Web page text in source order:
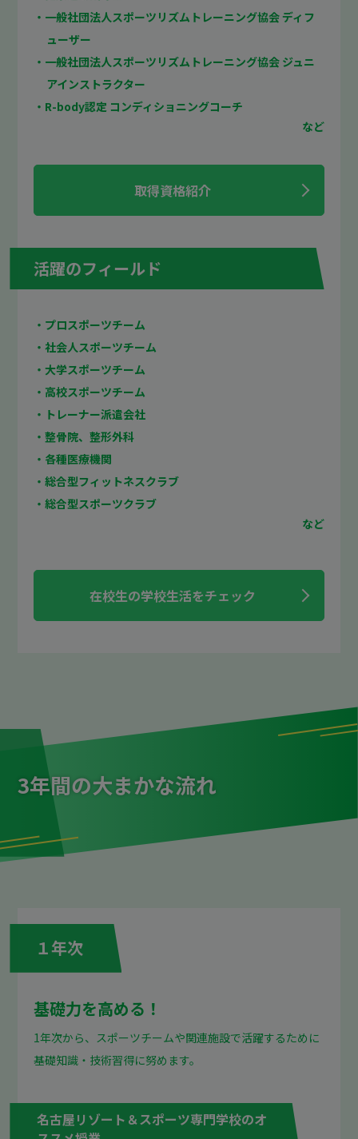
・一般社団法人スポーツリズムトレーニング協会 ディフ
ューザー
・一般社団法人スポーツリズムトレーニング協会 ジュニ
アインストラクター
・R-body認定 コンディショニングコーチ
取得資格紹介
活躍のフィールド
・プロスポーツチーム
・社会人スポーツチーム
・大学スポーツチーム
・高校スポーツチーム
・トレーナー派遣会社
・整骨院、整形外科
・各種医療機関
・総合型フィットネスクラブ
・総合型スポーツクラブ
在校生の学校生活をチェック
3年間の大まかな流れ
１年次
基礎力を高める！
1年次から、スポーツチームや関連施設で活躍するために
基礎知識・技術習得に努めます。
名古屋リゾート＆スポーツ専門学校のオ